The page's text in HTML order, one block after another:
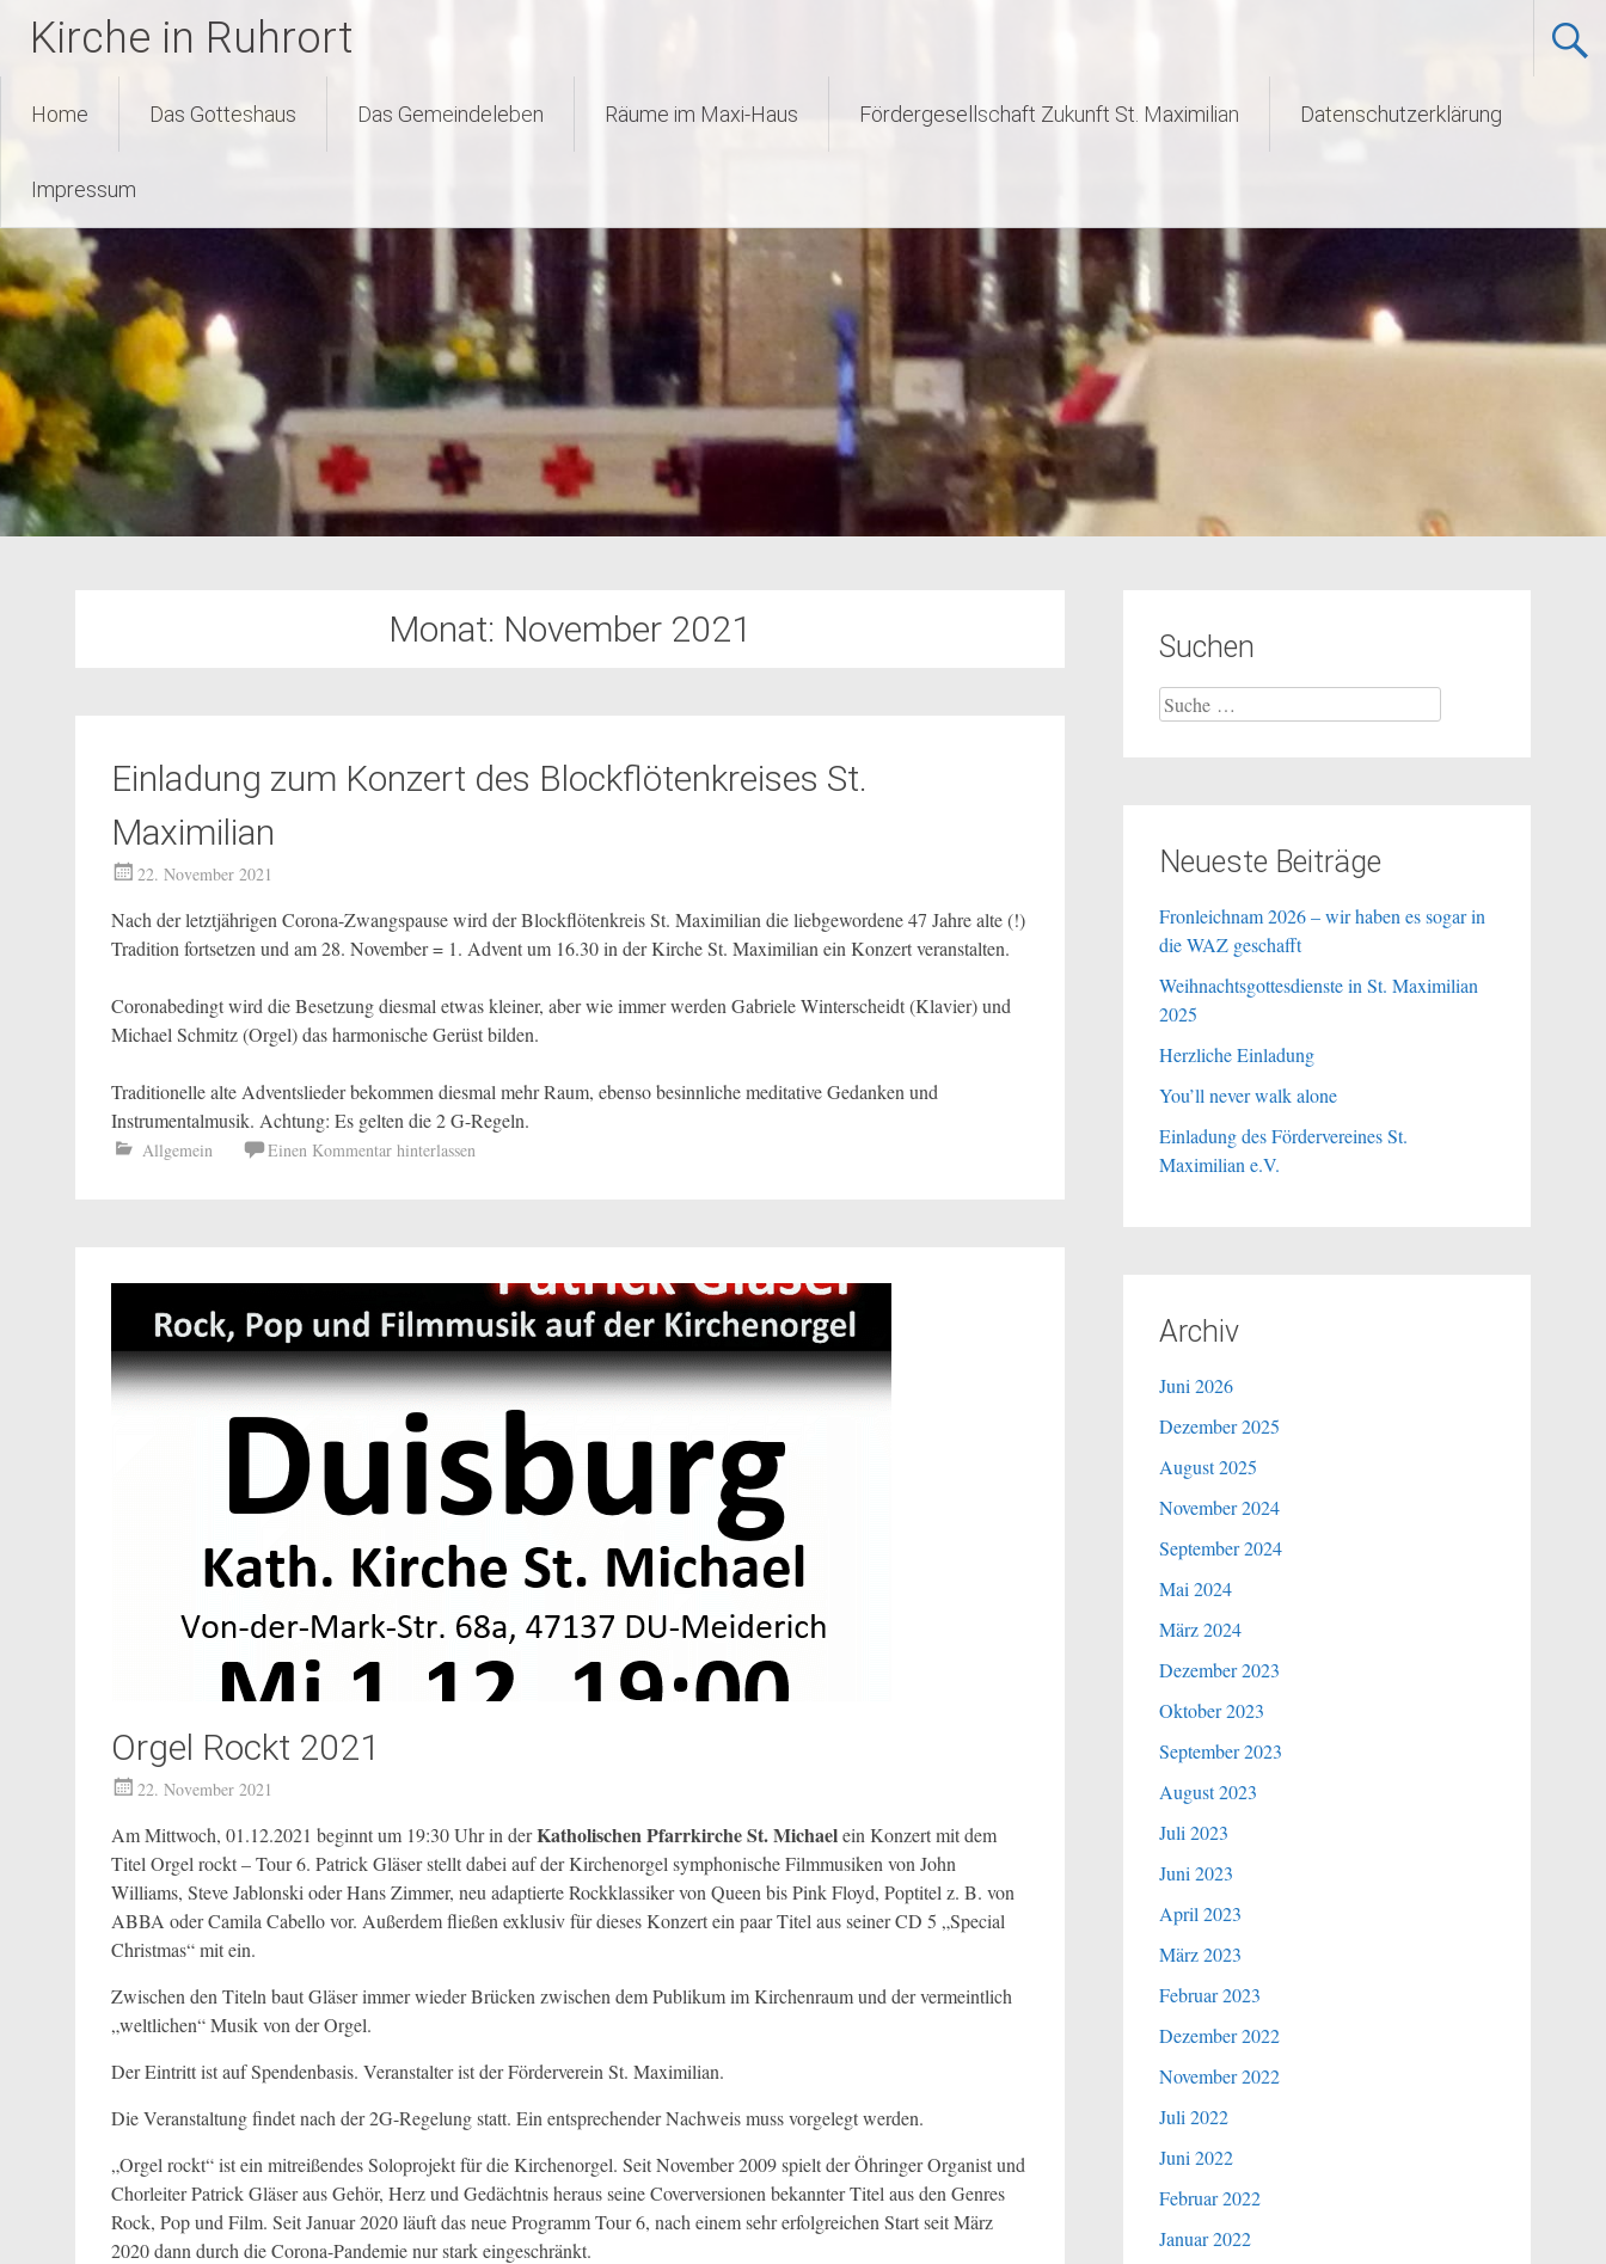
Kirche in Ruhrort
Inhalt
Home Das Gotteshaus Das Gemeindeleben Räume im Maxi-Haus Fördergesellschaft Zukunft St. Maximilian Datenschutzerklärung
Impressum
Monat: November 2021
Einladung zum Konzert des Blockflötenkreises St.
Maximilian
22. November 2021
Nach der letztjährigen Corona-Zwangspause wird der Blockflötenkreis St. Maximilian die liebgewordene 47 Jahre alte (!)
Tradition fortsetzen und am 28. November = 1. Advent um 16.30 in der Kirche St. Maximilian ein Konzert veranstalten.
Coronabedingt wird die Besetzung diesmal etwas kleiner, aber wie immer werden Gabriele Winterscheidt (Klavier) und
Michael Schmitz (Orgel) das harmonische Gerüst bilden.
Traditionelle alte Adventslieder bekommen diesmal mehr Raum, ebenso besinnliche meditative Gedanken und
Instrumentalmusik. Achtung: Es gelten die 2 G-Regeln.
Allgemein Einen Kommentar hinterlassen
Orgel Rockt 2021
22. November 2021
Am Mittwoch, 01.12.2021 beginnt um 19:30 Uhr in derKatholischen Pfarrkirche St. Michaelein Konzert mit dem
Titel Orgel rockt – Tour 6. Patrick Gläser stellt dabei auf der Kirchenorgel symphonische Filmmusiken von John
Williams, Steve Jablonski oder Hans Zimmer, neu adaptierte Rockklassiker von Queen bis Pink Floyd, Poptitel z. B. von
ABBA oder Camila Cabello vor. Außerdem fließen exklusiv für dieses Konzert ein paar Titel aus seiner CD 5 „Special
Christmas“ mit ein.
Zwischen den Titeln baut Gläser immer wieder Brücken zwischen dem Publikum im Kirchenraum und der vermeintlich
„weltlichen“ Musik von der Orgel.
Der Eintritt ist auf Spendenbasis. Veranstalter ist der Förderverein St. Maximilian.
Die Veranstaltung findet nach der 2G-Regelung statt. Ein entsprechender Nachweis muss vorgelegt werden.
„Orgel rockt“ ist ein mitreißendes Soloprojekt für die Kirchenorgel. Seit November 2009 spielt der Öhringer Organist und
Chorleiter Patrick Gläser aus Gehör, Herz und Gedächtnis heraus seine Coverversionen bekannter Titel aus den Genres
Rock, Pop und Film. Seit Januar 2020 läuft das neue Programm Tour 6, nach einem sehr erfolgreichen Start seit März
2020 dann durch die Corona-Pandemie nur stark eingeschränkt.
Suchen
Suche
nach:
Neueste Beiträge
Fronleichnam 2026 – wir haben es sogar in
die WAZ geschafft
Weihnachtsgottesdienste in St. Maximilian
2025
Herzliche Einladung
You’ll never walk alone
Einladung des Fördervereines St.
Maximilian e.V.
Archiv
Juni 2026
Dezember 2025
August 2025
November 2024
September 2024
Mai 2024
März 2024
Dezember 2023
Oktober 2023
September 2023
August 2023
Juli 2023
Juni 2023
April 2023
März 2023
Februar 2023
Dezember 2022
November 2022
Juli 2022
Juni 2022
Februar 2022
Januar 2022